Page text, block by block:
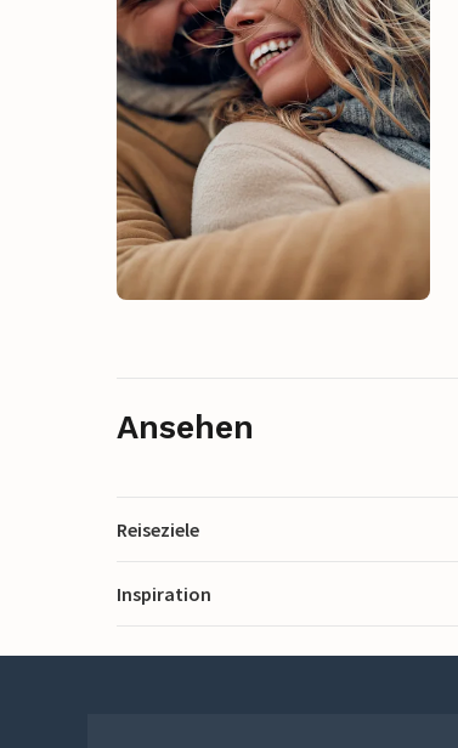
Ansehen
Reiseziele
Inspiration